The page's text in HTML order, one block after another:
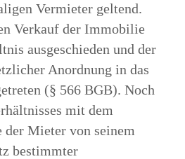
Vermieter geltend.
Verkauf der Immobilie
ausgeschieden und der
Anordnung in das
(§ 566 BGB). Noch
mit dem
der Mieter von seinem
bestimmter